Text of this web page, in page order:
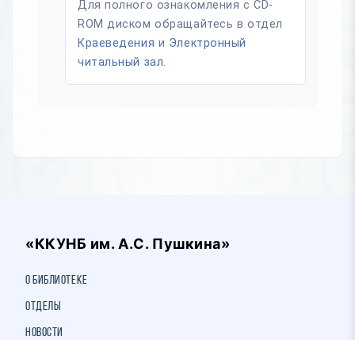
Для полного ознакомления с CD-
ROM диском обращайтесь в отдел
Краеведения и Электронный
читальный зал.
«ККУНБ им. А.С. Пушкина»
О библиотеке
Отделы
Новости